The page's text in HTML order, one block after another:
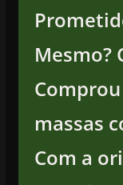
Mesmo?
massas
Com a